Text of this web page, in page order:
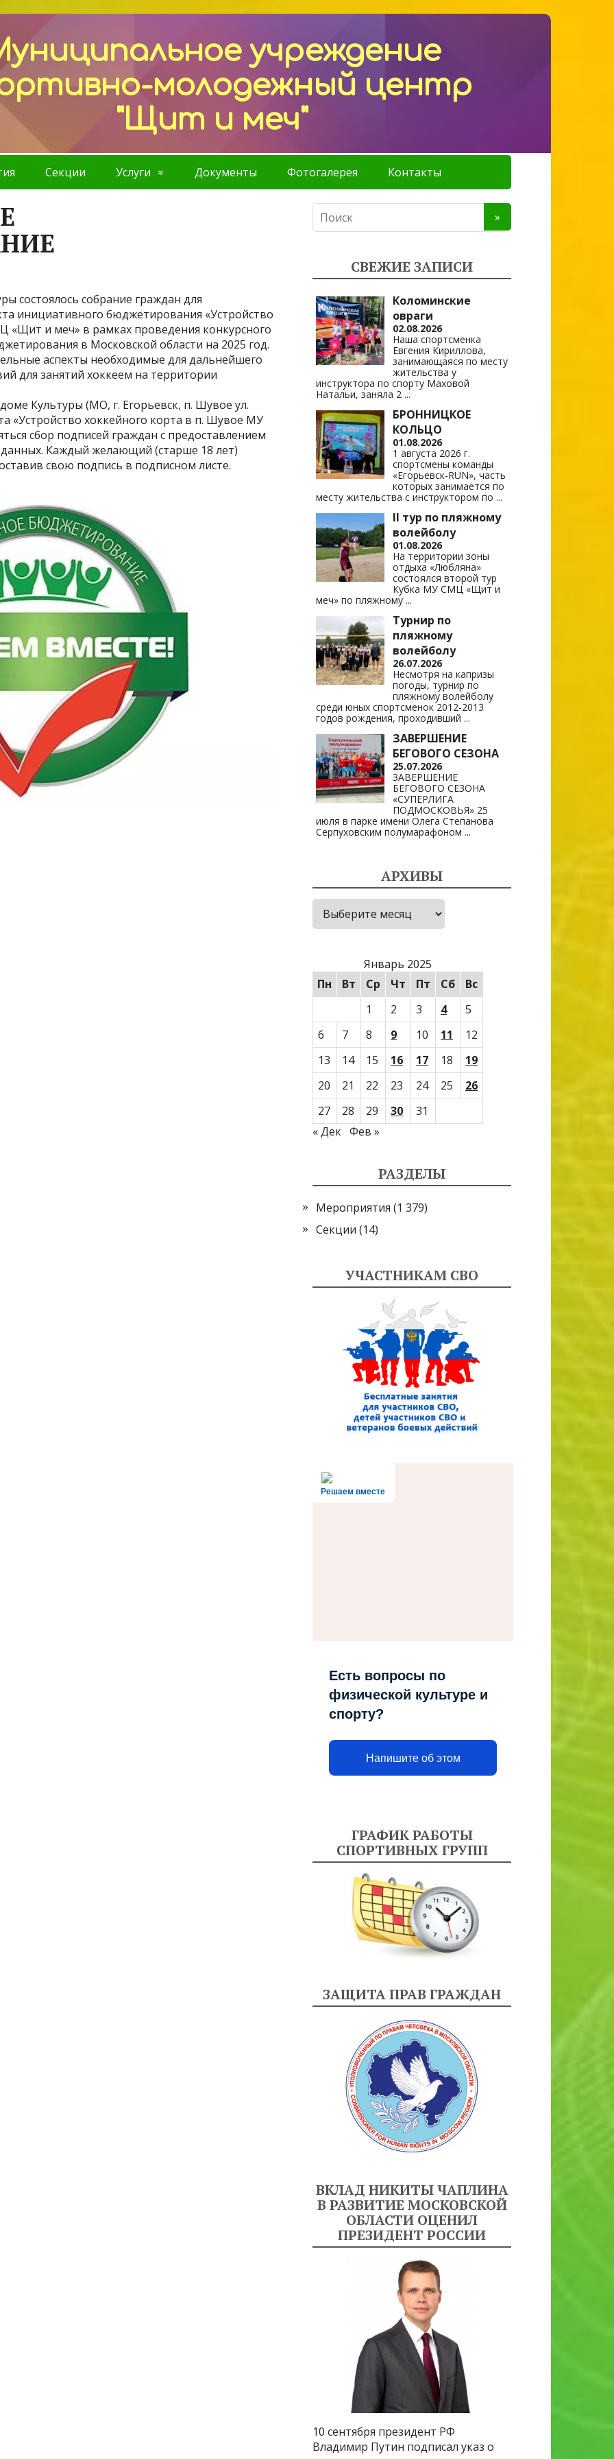
учреждение
молодежный центр
"Щит и меч"
Секции Услуги Документы Фотогалерея Контакты
состоялось собрание граждан для
инициативного бюджетирования «Устройство
и меч» в рамках проведения конкурсного
в Московской области на 2025 год.
аспекты необходимые для дальнейшего
для занятий хоккеем на территории
Культуры (МО, г. Егорьевск, п. Шувое ул.
«Устройство хоккейного корта в п. Шувое МУ
сбор подписей граждан с предоставлением
данных. Каждый желающий (старше 18 лет)
свою подпись в подписном листе.
СВЕЖИЕ ЗАПИСИ
Коломинские
овраги
02.08.2026
Наша спортсменка
Евгения Кириллова,
занимающаяся по месту
жительства у
инструктора по спорту Маховой
Натальи, заняла 2 ...
БРОННИЦКОЕ
КОЛЬЦО
01.08.2026
1 августа 2026 г.
спортсмены команды
«Егорьевск-RUN», часть
которых занимается по
месту жительства с инструктором по ...
II тур по пляжному
волейболу
01.08.2026
На территории зоны
отдыха «Любляна»
состоялся второй тур
Кубка МУ СМЦ «Щит и
меч» по пляжному ...
Турнир по
пляжному
волейболу
26.07.2026
Несмотря на капризы
погоды, турнир по
пляжному волейболу
среди юных спортсменок 2012-2013
годов рождения, проходивший ...
ЗАВЕРШЕНИЕ
БЕГОВОГО СЕЗОНА
25.07.2026
ЗАВЕРШЕНИЕ
БЕГОВОГО СЕЗОНА
«СУПЕРЛИГА
ПОДМОСКОВЬЯ» 25
июля в парке имени Олега Степанова
Серпуховским полумарафоном ...
АРХИВЫ
Архивы
Январь 2025
Пн
Вт Ср Чт Пт Сб
Вс
1
2 3 4
5
6
7 8 9 10 11
12
13
14 15 16 17 18
19
20
21 22 23 24 25
26
27
28 29 30
31
« Дек Фев »
РАЗДЕЛЫ
Мероприятия (1 379)
Секции (14)
УЧАСТНИКАМ СВО
Решаем вместе
Есть вопросы по
физической культуре и
спорту?
Напишите об этом
ГРАФИК РАБОТЫ
СПОРТИВНЫХ ГРУПП
ЗАЩИТА ПРАВ ГРАЖДАН
ВКЛАД НИКИТЫ ЧАПЛИНА
В РАЗВИТИЕ МОСКОВСКОЙ
ОБЛАСТИ ОЦЕНИЛ
ПРЕЗИДЕНТ РОССИИ
10 сентября президент РФ
Владимир Путин подписал указ о